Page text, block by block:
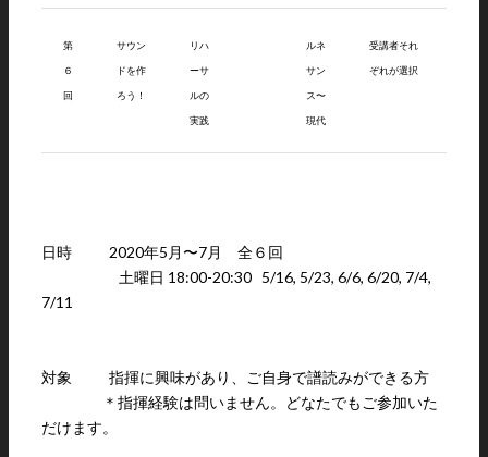
第
６
回
サウン
ドを作
ろう！
リハ
ーサ
ルの
実践
ルネ
サン
ス〜
現代
受講者それ
ぞれが選択
日時 2020年5月〜7月 全６回
土曜日 18:00-20:30 5/16, 5/23, 6/6, 6/20, 7/4,
7/11
対象 指揮に興味があり、ご自身で譜読みができる方
＊指揮経験は問いません。どなたでもご参加いた
だけます。